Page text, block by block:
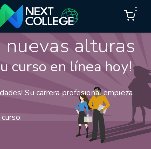
0
alturas
curso en línea hoy!
Su carrera profesional empieza